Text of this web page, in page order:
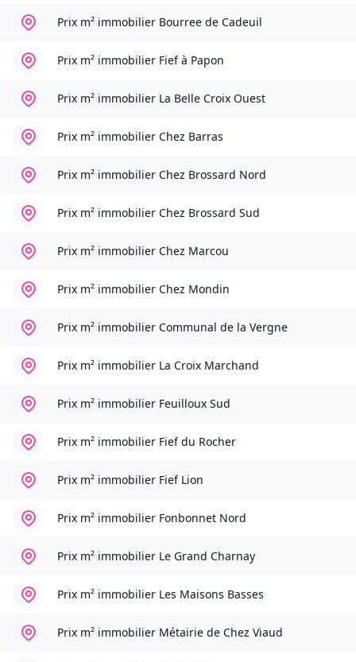
Prix m² immobilier Bourree de Cadeuil
Prix m² immobilier Fief à Papon
Prix m² immobilier La Belle Croix Ouest
Prix m² immobilier Chez Barras
Prix m² immobilier Chez Brossard Nord
Prix m² immobilier Chez Brossard Sud
Prix m² immobilier Chez Marcou
Prix m² immobilier Chez Mondin
Prix m² immobilier Communal de la Vergne
Prix m² immobilier La Croix Marchand
Prix m² immobilier Feuilloux Sud
Prix m² immobilier Fief du Rocher
Prix m² immobilier Fief Lion
Prix m² immobilier Fonbonnet Nord
Prix m² immobilier Le Grand Charnay
Prix m² immobilier Les Maisons Basses
Prix m² immobilier Métairie de Chez Viaud